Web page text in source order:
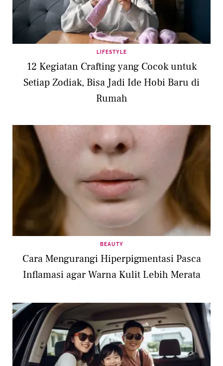
LIFESTYLE
12 Kegiatan Crafting yang Cocok untuk
Setiap Zodiak, Bisa Jadi Ide Hobi Baru di
Rumah
BEAUTY
Cara Mengurangi Hiperpigmentasi Pasca
Inflamasi agar Warna Kulit Lebih Merata